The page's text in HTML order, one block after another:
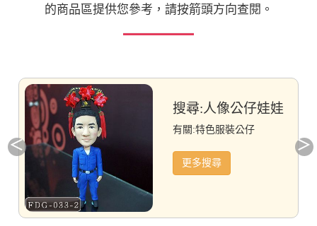
的商品區提供您參考，請按箭頭方向查閱。
人像公仔娃娃
綠色鱷魚公仔造型
類似商品